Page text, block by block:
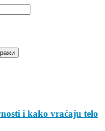
i kako vraćaju telo